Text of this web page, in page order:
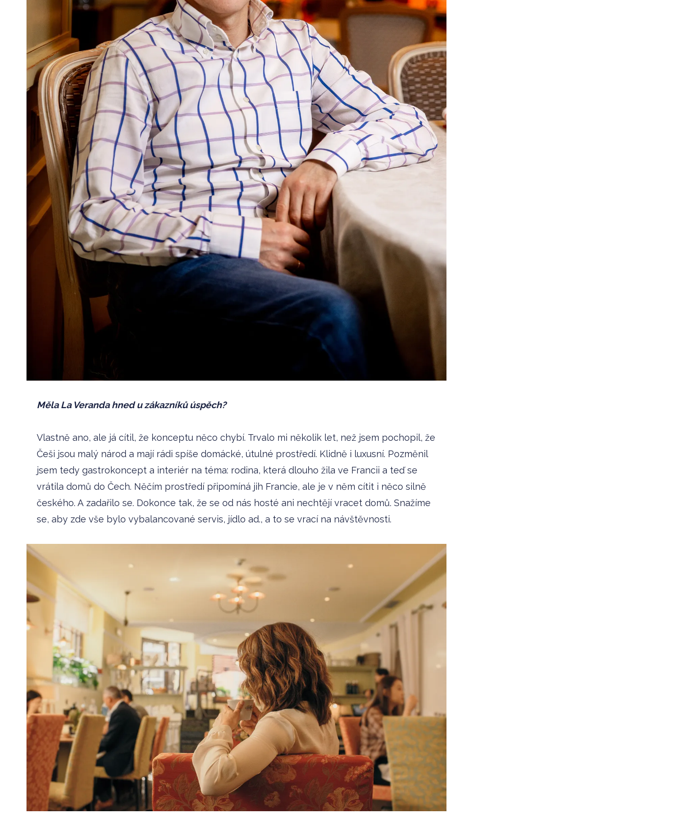
Měla La Veranda hned u zákazníků úspěch?
Vlastně ano, ale já cítil, že konceptu něco chybí. Trvalo mi několik let, než jsem pochopil, že
Češi jsou malý národ a mají rádi spíše domácké, útulné prostředí. Klidně i luxusní. Pozměnil
jsem tedy gastrokoncept a interiér na téma: rodina, která dlouho žila ve Francii a teď se
vrátila domů do Čech. Něčím prostředí připomíná jih Francie, ale je v něm cítit i něco silně
českého. A zadařilo se. Dokonce tak, že se od nás hosté ani nechtějí vracet domů. Snažíme
se, aby zde vše bylo vybalancované servis, jídlo ad., a to se vrací na návštěvnosti.